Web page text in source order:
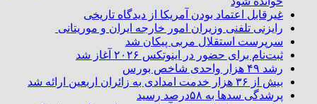
غیرقابل اعتماد بودن آمریکا از دیدگاه تاریخی
رایزنی تلفنی وزیران امور خارجه ایران و موریتانی
سرپرست استقلال مربی پیکان شد
ثبت‌نام برای حضور در اینوتکس ۲۰۲۶ آغاز شد
رشد ۴۹ هزار واحدی شاخص بورس
بیش از ۳۶ هزار خدمت امدادی به زائران اربعین ارائه شد
پرشدگی سدها به ۵۸درصد رسید